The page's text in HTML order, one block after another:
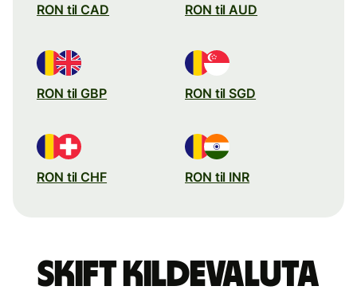
RON til CAD RON til AUD
RON til GBP RON til SGD
RON til CHF RON til INR
Skift kildevaluta